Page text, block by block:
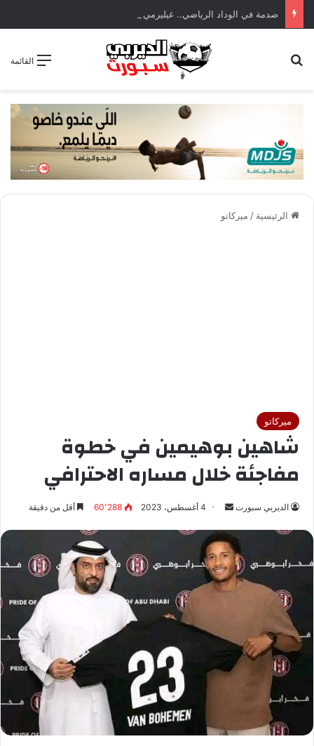
القائمة
الرئيسية / ميركاتو
ميركاتو
شاهين بوهيمين في خطوة
مفاجئة خلال مساره الاحترافي
الديربي سبورت
س
ل
ب
ر
ا
ل
4 أغسطس، 2023 60٬288 أقل من دقيقة